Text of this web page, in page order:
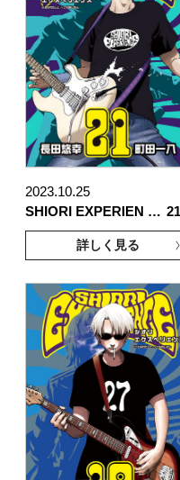
2023.10.25
SHIORI EXPERIEN … 21
詳しく見る